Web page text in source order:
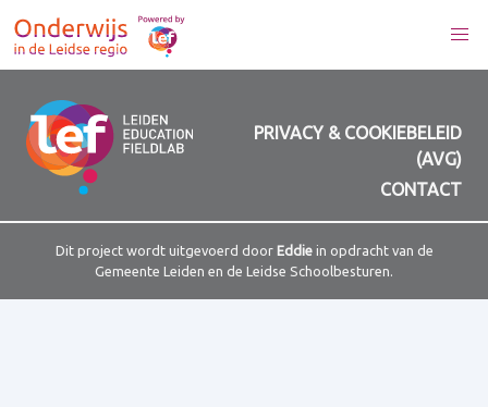
PRIVACY & COOKIEBELEID
(AVG)
CONTACT
Dit project wordt uitgevoerd door Eddiein opdracht van de
Gemeente Leiden en de Leidse Schoolbesturen.